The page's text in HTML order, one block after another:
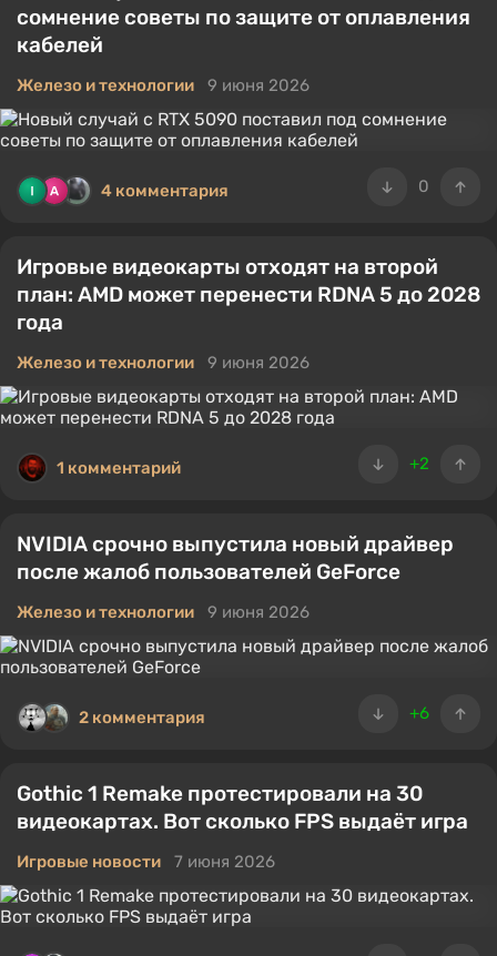
сомнение советы по защите от оплавления
кабелей
Железо и технологии 9 июня 2026
0
4 комментария
Игровые видеокарты отходят на второй
план: AMD может перенести RDNA 5 до 2028
года
Железо и технологии 9 июня 2026
+2
1 комментарий
NVIDIA срочно выпустила новый драйвер
после жалоб пользователей GeForce
Железо и технологии 9 июня 2026
+6
2 комментария
Gothic 1 Remake протестировали на 30
видеокартах. Вот сколько FPS выдаёт игра
Игровые новости 7 июня 2026